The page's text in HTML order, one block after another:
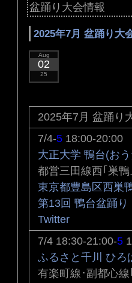
盆踊り大会情報
2025年7月 盆踊り大
Aug
02
25
2025年7月 盆踊り
7/4-5 18:00-20:00
大正大学 鴨台(お
都営三田線西｢巣
東京都豊島区西巣
第13回 鴨台盆踊
Twitter
7/4 18:30-21:00-5
ふるさと千川 ひろ
有楽町線･副都心線